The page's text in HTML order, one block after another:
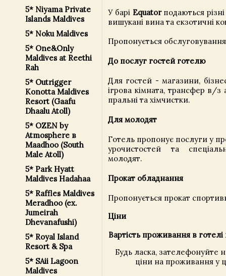
5* Niyama Private
Islands Maldives
5* Noku Maldives
5* One&Only
Maldives at Reethi
Rah
5* Outrigger
Konotta Maldives
Resort (Gaafu
Dhaalu Atoll)
5* OZEN by
Atmosphere в
Maadhoo (South
Male Atoll)
5* Park Hyatt
Maldives Hadahaa
5* Raffles Maldives
Meradhoo (ex.
Jumeirah
Dhevanafushi)
5* Royal Island
Resort & Spa
5* SAii Lagoon
Maldives
У барі Equatorподаються
вишукані вина та екзотичні
Пропонується
До послуг гостей готелю
Для гостей - магазини,
ігрова кімната, трансфер в/з
пральні та хімчистки.
Для молодят
Готель пропонує послуги у
урочистостей та
молодят.
Прокат обладнання
Пропонується прокат
Ціни
Вартість проживання в
Будь ласка, зателефонуйте
ціни на проживання у